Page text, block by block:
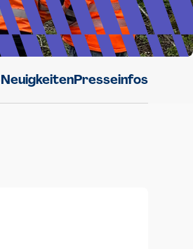
NeuigkeitenPresseinfos